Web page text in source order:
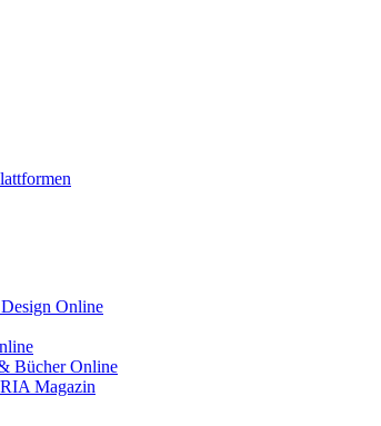
Online
Bücher Online
Magazin